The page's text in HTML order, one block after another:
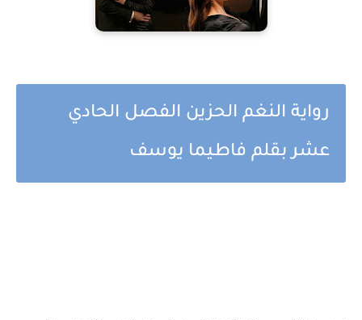
رواية النغم الحزين الفصل الحادي
عشر بقلم فاطيما يوسف